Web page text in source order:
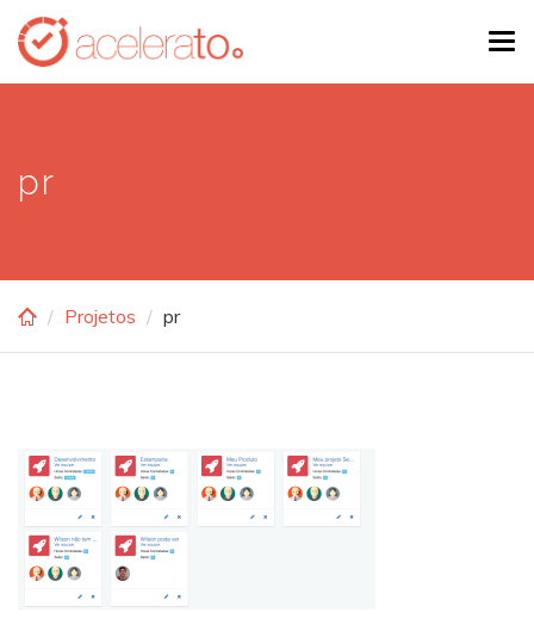
Skip
main
pr
Projetos pr